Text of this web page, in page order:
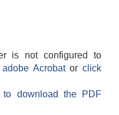
is not configured to
adobe Acrobatorclick
to download the PDF